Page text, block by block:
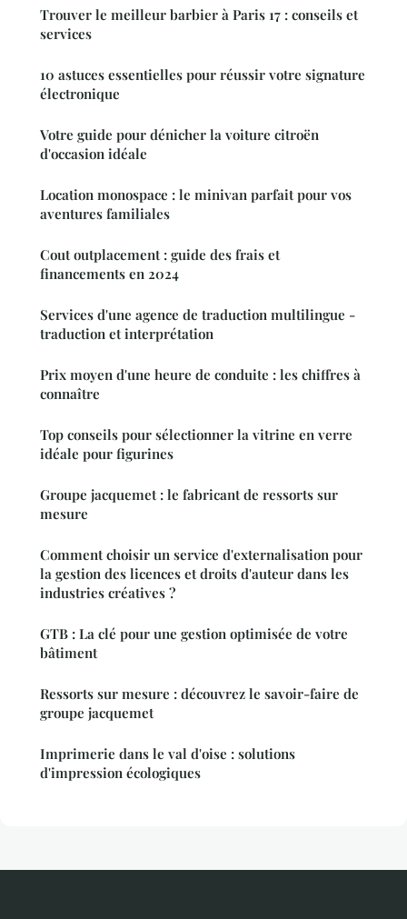
Trouver le meilleur barbier à Paris 17 : conseils et
services
10 astuces essentielles pour réussir votre signature
électronique
Votre guide pour dénicher la voiture citroën
d'occasion idéale
Location monospace : le minivan parfait pour vos
aventures familiales
Cout outplacement : guide des frais et
financements en 2024
Services d'une agence de traduction multilingue -
traduction et interprétation
Prix moyen d'une heure de conduite : les chiffres à
connaître
Top conseils pour sélectionner la vitrine en verre
idéale pour figurines
Groupe jacquemet : le fabricant de ressorts sur
mesure
Comment choisir un service d'externalisation pour
la gestion des licences et droits d'auteur dans les
industries créatives ?
GTB : La clé pour une gestion optimisée de votre
bâtiment
Ressorts sur mesure : découvrez le savoir-faire de
groupe jacquemet
Imprimerie dans le val d'oise : solutions
d'impression écologiques